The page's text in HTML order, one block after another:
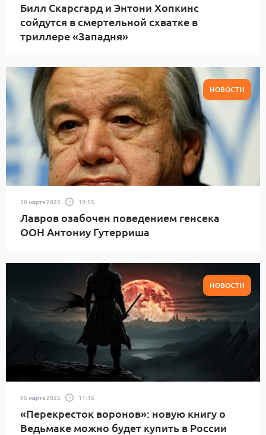
Билл Скарсгард и Энтони Хопкинс
сойдутся в смертельной схватке в
триллере «Западня»
НОВОСТИ
30 марта 2025 19:55
Лавров озабочен поведением генсека
ООН Антониу Гутерриша
НОВОСТИ
05 марта 2025 11:15
«Перекресток воронов»: новую книгу о
Ведьмаке можно будет купить в России